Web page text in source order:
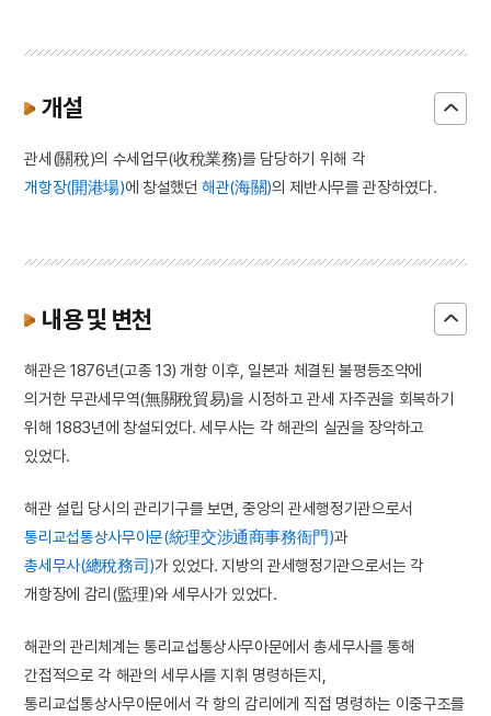
개설
관세(關稅)의 수세업무(收稅業務)를 담당하기 위해 각
개항장(開港場)에 창설했던해관(海關)의 제반사무를 관장하였다.
내용 및 변천
해관은 1876년(고종 13) 개항 이후, 일본과 체결된 불평등조약에
의거한 무관세무역(無關稅貿易)을 시정하고 관세 자주권을 회복하기
위해 1883년에 창설되었다. 세무사는 각 해관의 실권을 장악하고
있었다.
해관 설립 당시의 관리기구를 보면, 중앙의 관세행정기관으로서
통리교섭통상사무아문(統理交涉通商事務衙門)과
총세무사(總稅務司)가 있었다. 지방의 관세행정기관으로서는 각
개항장에 감리(監理)와 세무사가 있었다.
해관의 관리체계는 통리교섭통상사무아문에서 총세무사를 통해
간접적으로 각 해관의 세무사를 지휘 명령하든지,
통리교섭통상사무아문에서 각 항의 감리에게 직접 명령하는 이중구조를